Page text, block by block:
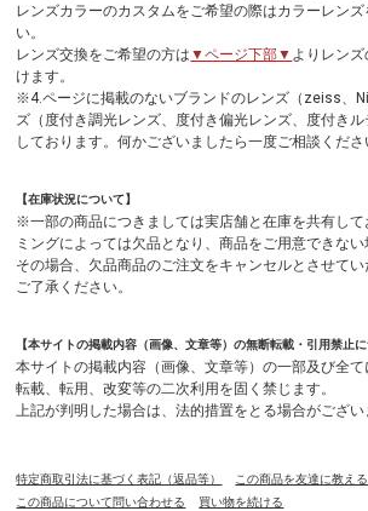
レンズカラーのカスタムをご希望の際はカラーレン
い。
レンズ交換をご希望の方は ▼ページ下部▼ よりレン
けます。
※4.ページに掲載のないブランドのレンズ（zeiss、
ズ（度付き調光レンズ、度付き偏光レンズ、度付き
しております。何かございましたら一度ご相談くださ
【在庫状況について】
※一部の商品につきましては実店舗と在庫を共有して
ミングによっては欠品となり、商品をご用意できない
その場合、欠品商品のご注文をキャンセルとさせて
ご了承ください。
【本サイトの掲載内容（画像、文章等）の無断転載・引用禁止に
本サイトの掲載内容（画像、文章等）の一部及び全て
転載、転用、改変等の二次利用を固く禁じます。
上記が判明した場合は、法的措置をとる場合がござい
特定商取引法に基づく表記（返品等）
この商品を友達に教える
この商品について問い合わせる
買い物を続ける